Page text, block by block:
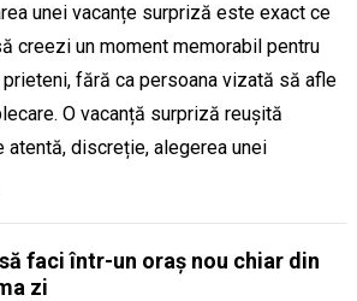
unei vacanțe surpriză este exact ce
creezi un moment memorabil pentru
fără ca persoana vizată să afle
O vacanță surpriză reușită
atentă, discreție, alegerea unei
faci într-un oraș nou chiar din
zi